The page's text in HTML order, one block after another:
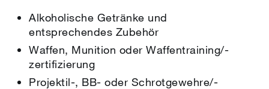
Alkoholische Getränke und
entsprechendes Zubehör
Waffen, Munition oder Waffentraining/-
zertifizierung
Projektil-, BB- oder Schrotgewehre/-